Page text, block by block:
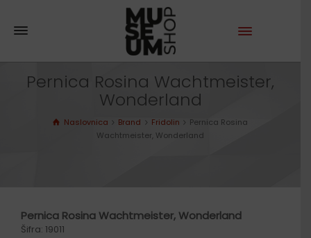
Pernica Rosina Wachtmeister,
Wonderland
Naslovnica Brand Fridolin
Pernica Rosina
Wachtmeister, Wonderland
Pernica Rosina Wachtmeister, Wonderland
Šifra: 19011